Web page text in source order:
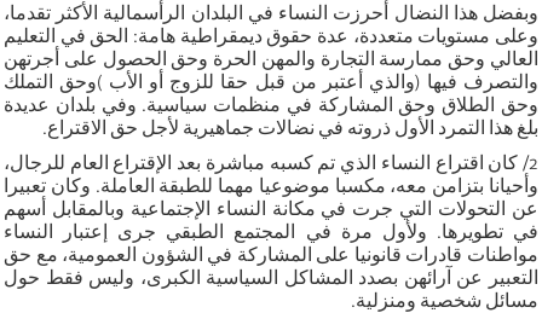
وبفضل هذا النضال أحرزت النساء في البلدان الرأسمالية الأكثر تقدما،
وعلى مستويات متعددة، عدة حقوق ديمقراطية هامة: الحق في التعليم
العالي وحق ممارسة التجارة والمهن الحرة وحق الحصول على أجرتهن
والتصرف فيها (والذي أعتبر من قبل حقا للزوج أو الأب )وحق التملك
وحق الطلاق وحق المشاركة في منظمات سياسية. وفي بلدان عديدة
بلغ هذا التمرد الأول ذروته في نضالات جماهيرية لأجل حق الاقتراع.
2/ كان اقتراع النساء الذي تم كسبه مباشرة بعد الإقتراع العام للرجال،
وأحيانا بتزامن معه، مكسبا موضوعيا مهما للطبقة العاملة. وكان تعبيرا
عن التحولات التي جرت في مكانة النساء الإجتماعية وبالمقابل أسهم
في تطويرها. ولأول مرة في المجتمع الطبقي جرى إعتبار النساء
مواطنات قادرات قانونيا على المشاركة في الشؤون العمومية، مع حق
التعبير عن آرائهن بصدد المشاكل السياسية الكبرى، وليس فقط حول
مسائل شخصية ومنزلية.